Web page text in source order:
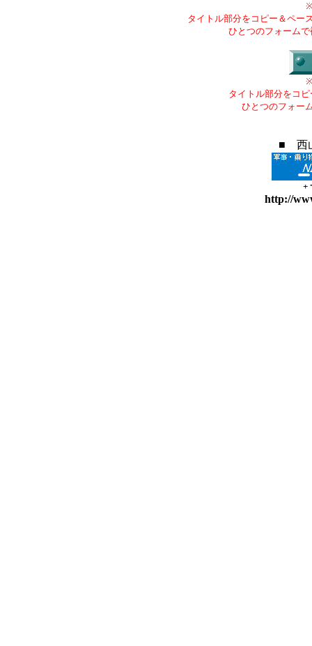
タイトル部分をコピー＆ペー
ひとつのフォーム
タイトル部分をコ
ひとつのフォー
■ 西
+
http://